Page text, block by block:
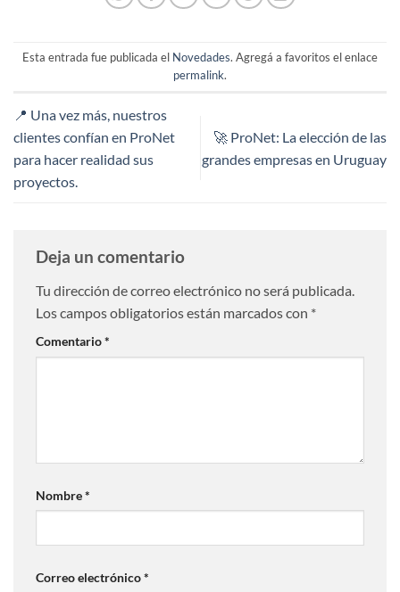
Esta entrada fue publicada el Novedades. Agregá a favoritos el enlace
permalink.
📍 Una vez más, nuestros
clientes confían en ProNet
para hacer realidad sus
proyectos.
🚀 ProNet: La elección de las
grandes empresas en Uruguay
Deja un comentario
Tu dirección de correo electrónico no será publicada.
Los campos obligatorios están marcados con *
Comentario*
Nombre*
Correo electrónico*